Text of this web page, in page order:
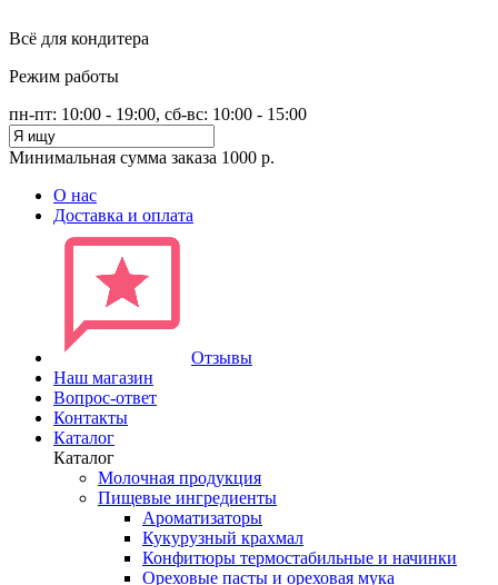
Всё для кондитера
Режим работы
пн-пт: 10:00 - 19:00, сб-вс: 10:00 - 15:00
Минимальная сумма заказа 1000 р.
О нас
Доставка и оплата
Отзывы
Наш магазин
Вопрос-ответ
Контакты
Каталог
Каталог
Молочная продукция
Пищевые ингредиенты
Ароматизаторы
Кукурузный крахмал
Конфитюры термостабильные и начинки
Ореховые пасты и ореховая мука